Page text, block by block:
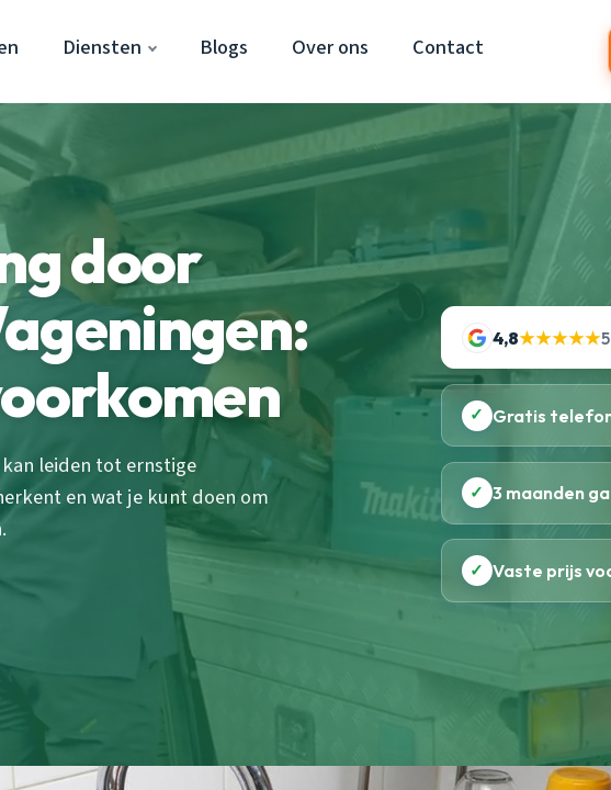
Diensten Blogs Over ons Contact
door
leiden tot ernstige
en wat je kunt doen om
4,8★★★★★
✓ Gratis
✓ 3 maanden
✓ Vaste prijs